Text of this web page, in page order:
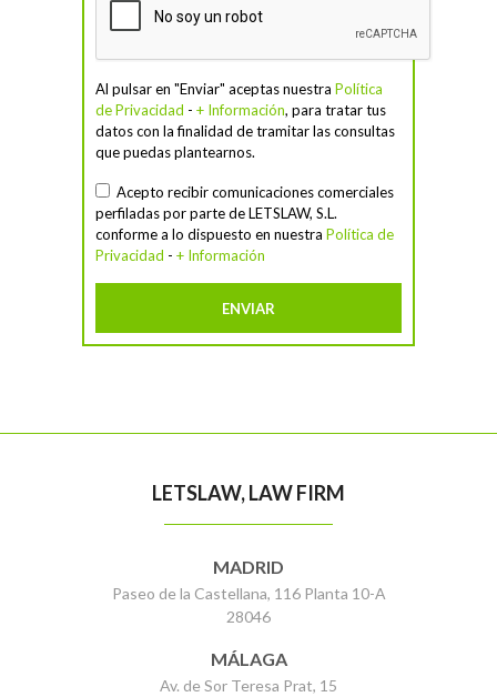
Al pulsar en "Enviar" aceptas nuestra Política
de Privacidad - + Información, para tratar tus
datos con la finalidad de tramitar las consultas
que puedas plantearnos.
Acepto recibir comunicaciones comerciales
perfiladas por parte de LETSLAW, S.L.
conforme a lo dispuesto en nuestra Política de
Privacidad - + Información
LETSLAW, LAW FIRM
MADRID
Paseo de la Castellana, 116 Planta 10-A
28046
MÁLAGA
Av. de Sor Teresa Prat, 15